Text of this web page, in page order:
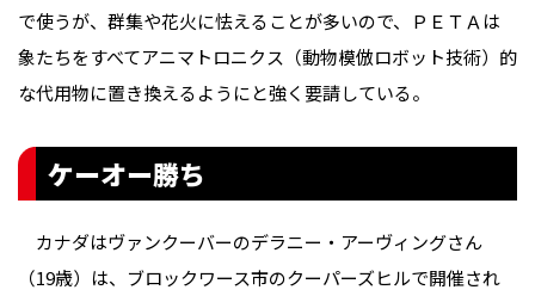
で使うが、群集や花火に怯えることが多いので、ＰＥＴＡは
象たちをすべてアニマトロニクス（動物模倣ロボット技術）的
な代用物に置き換えるようにと強く要請している。
ケーオー勝ち
カナダはヴァンクーバーのデラニー・アーヴィングさん
（19歳）は、ブロックワース市のクーパーズヒルで開催され